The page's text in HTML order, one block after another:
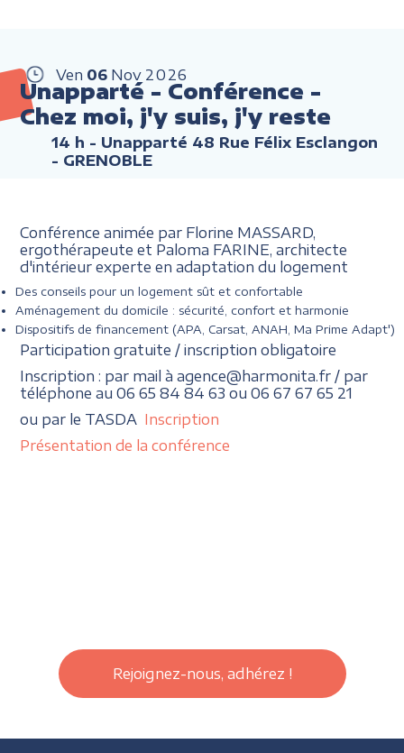
Ven 06 Nov 2026
Unapparté - Conférence -
Chez moi, j'y suis, j'y reste
14 h - Unapparté 48 Rue Félix Esclangon
- GRENOBLE
Conférence animée par Florine MASSARD,
ergothérapeute et Paloma FARINE, architecte
d'intérieur experte en adaptation du logement
Des conseils pour un logement sût et confortable
Aménagement du domicile : sécurité, confort et harmonie
Dispositifs de financement (APA, Carsat, ANAH, Ma Prime Adapt')
Participation gratuite / inscription obligatoire
Inscription : par mail à agence@harmonita.fr / par
téléphone au 06 65 84 84 63 ou 06 67 67 65 21
ou par le TASDA Inscription
Présentation de la conférence
Rejoignez-nous, adhérez !